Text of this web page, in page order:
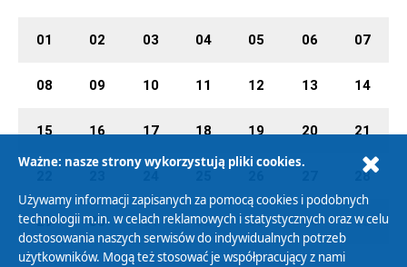
01 02 03 04 05 06 07
08 09 10 11 12 13 14
15 16 17 18 19 20 21
28
29 30 01 02 03 04 05
Ważne: nasze strony wykorzystują pliki cookies.
Używamy informacji zapisanych za pomocą cookies i podobnych
technologii m.in. w celach reklamowych i statystycznych oraz w celu
dostosowania naszych serwisów do indywidualnych potrzeb
użytkowników. Mogą też stosować je współpracujący z nami